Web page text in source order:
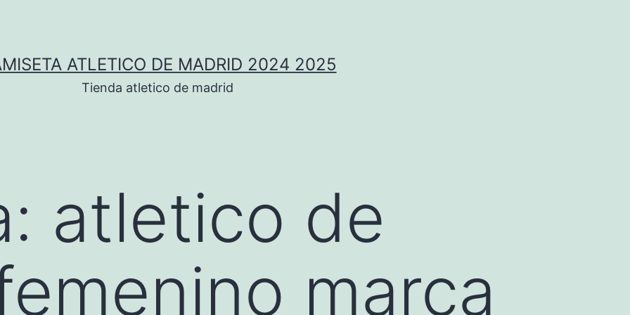
ATLETICO DE MADRID 2024 2025
Tienda atletico de madrid
atletico de
marca